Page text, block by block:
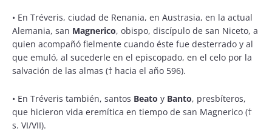
• En Tréveris, ciudad de Renania, en Austrasia, en la actual
Alemania, san Magnerico, obispo, discípulo de san Niceto, a
quien acompañó fielmente cuando éste fue desterrado y al
que emuló, al sucederle en el episcopado, en el celo por la
salvación de las almas († hacia el año 596).
• En Tréveris también, santos Beato y Banto, presbíteros,
que hicieron vida eremítica en tiempo de san Magnerico (†
s. VI/VII).